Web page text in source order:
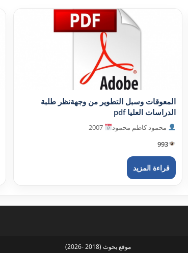
المعوقات وسبل التطوير من وجهةنظر طلبة
الدراسات العليا pdf
محمود كاظم محمود
993
قراءة المزيد
موقع بحوث (2018 -2026)